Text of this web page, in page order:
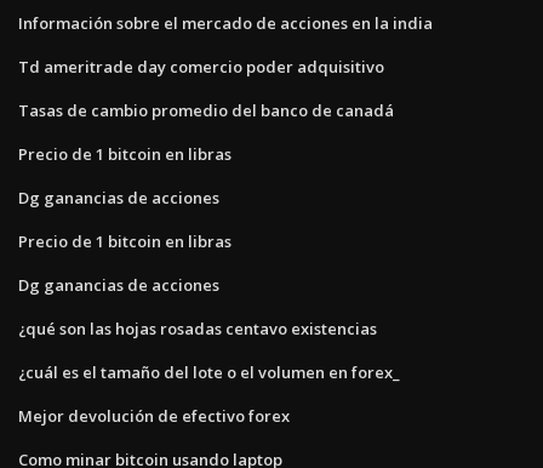
Información sobre el mercado de acciones en la india
Td ameritrade day comercio poder adquisitivo
Tasas de cambio promedio del banco de canadá
Precio de 1 bitcoin en libras
Dg ganancias de acciones
Precio de 1 bitcoin en libras
Dg ganancias de acciones
¿qué son las hojas rosadas centavo existencias
¿cuál es el tamaño del lote o el volumen en forex_
Mejor devolución de efectivo forex
Como minar bitcoin usando laptop